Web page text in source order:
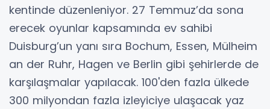
kentinde düzenleniyor. 27 Temmuz’da sona
erecek oyunlar kapsamında ev sahibi
Duisburg’un yanı sıra Bochum, Essen, Mülheim
an der Ruhr, Hagen ve Berlin gibi şehirlerde de
karşılaşmalar yapılacak. 100'den fazla ülkede
300 milyondan fazla izleyiciye ulaşacak yaz